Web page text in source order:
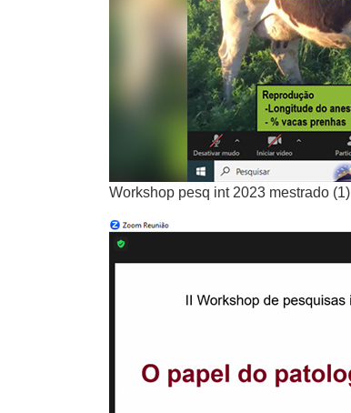
Workshop pesq int 2023 mestrado (1)